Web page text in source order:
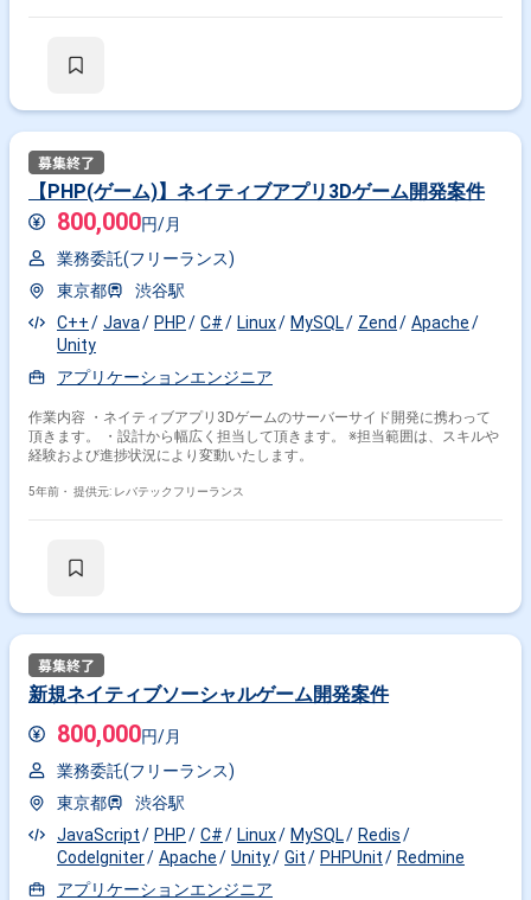
テストソケットの製造販売事業 ・コネクタの製造販売事業 ・光関連事業
【PHP(ゲーム)】ネイティブアプリ3Dゲーム開発案件
800,000円/月
業務委託(フリーランス)
東京都
渋谷駅
C++
Java PHP C# Linux MySQL Zend
Apache
Unity
アプリケーションエンジニア
作業内容 ・ネイティブアプリ3Dゲームのサーバーサイド開発に携わって
頂きます。 ・設計から幅広く担当して頂きます。 ※担当範囲は、スキルや
経験および進捗状況により変動いたします。
5年前・ 提供元: レバテックフリーランス
新規ネイティブソーシャルゲーム開発案件
800,000円/月
業務委託(フリーランス)
東京都
渋谷駅
JavaScript
PHP C# Linux MySQL
Redis
CodeIgniter
Apache Unity Git PHPUnit
Redmine
アプリケーションエンジニア